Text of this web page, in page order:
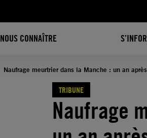
NOUS CONNAÎTRE
Naufrage meurtrier dans la Manche : un an
TRIBUNE
Naufrage